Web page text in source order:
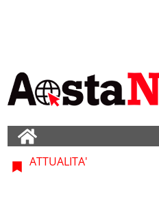
ATTUALITA'